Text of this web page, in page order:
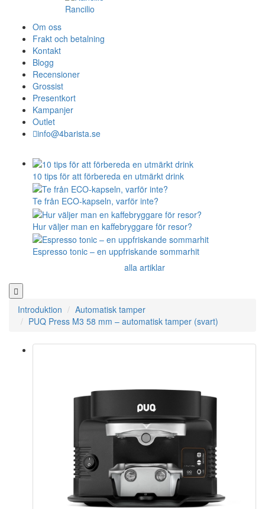
Rancilio
Om oss
Frakt och betalning
Kontakt
Blogg
Recensioner
Grossist
Presentkort
Kampanjer
Outlet
info@4barista.se
10 tips för att förbereda en utmärkt drink
Te från ECO-kapseln, varför inte?
Hur väljer man en kaffebryggare för resor?
Espresso tonic – en uppfriskande sommarhit
alla artiklar
Introduktion
Automatisk tamper
PUQ Press M3 58 mm – automatisk tamper (svart)